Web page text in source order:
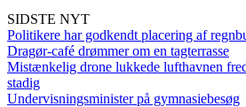
SIDSTE NYT
Politikere har godkendt placering af
Dragør-café drømmer om en tagterrasse
Mistænkelig drone lukkede lufthavnen
stadig
Undervisningsminister på gymnasiebesøg